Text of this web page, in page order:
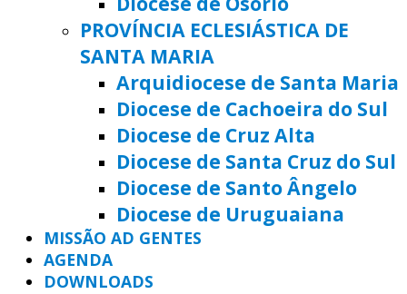
PROVÍNCIA ECLESIÁSTICA DE
SANTA MARIA
Arquidiocese de Santa Maria
Diocese de Cachoeira do Sul
Diocese de Cruz Alta
Diocese de Santa Cruz do Sul
Diocese de Santo Ângelo
Diocese de Uruguaiana
MISSÃO AD GENTES
AGENDA
DOWNLOADS